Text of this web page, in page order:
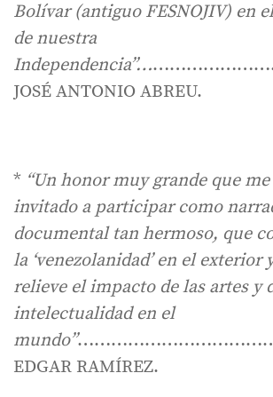
Bolívar (antiguo FESNOJIV) en
de nuestra
Independencia”…
JOSÉ ANTONIO ABREU.
* “Un honor muy grande que
invitado a participar como
documental tan hermoso, que
la ‘venezolanidad’ en el exterior
relieve el impacto de las artes y
intelectualidad en el
mundo”
EDGAR RAMÍREZ.